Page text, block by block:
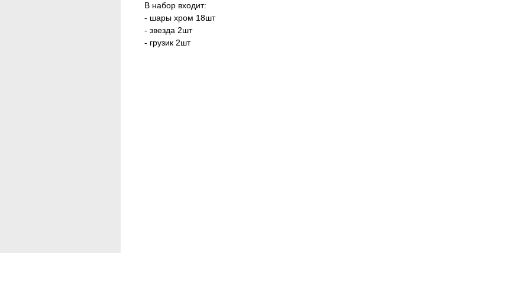
В набор входит:
- шары хром 18шт
- звезда 2шт
- грузик 2шт